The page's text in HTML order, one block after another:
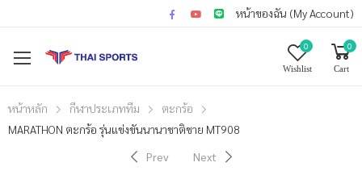
หน้าของฉัน (My Account)
0
Wishlist
0
Cart
หน้าหลัก กีฬาประเภททีม
ตะกร้อ
MARATHON ตะกร้อ รุ่นแข่งขันนานาชาติชาย MT908
Prev
Next